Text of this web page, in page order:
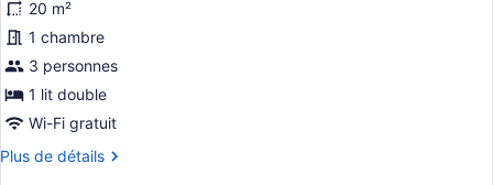
ce
type
de
chambre :
Chambre
Deluxe
double,
20 m²
1 chambre
3 personnes
1 lit double
Wi-Fi gratuit
Plus de détails
Plus